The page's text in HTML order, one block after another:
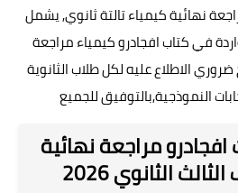
نهائية كيمياء تالتة ثانوي, يشمل
في كتاب افجادرو كيمياء مراجعة
الاطلاع عليه لكل طلاب الثانوية
النموذجية,بالتوفيق للجميع
مراجعة نهائية
الثانوي 2026